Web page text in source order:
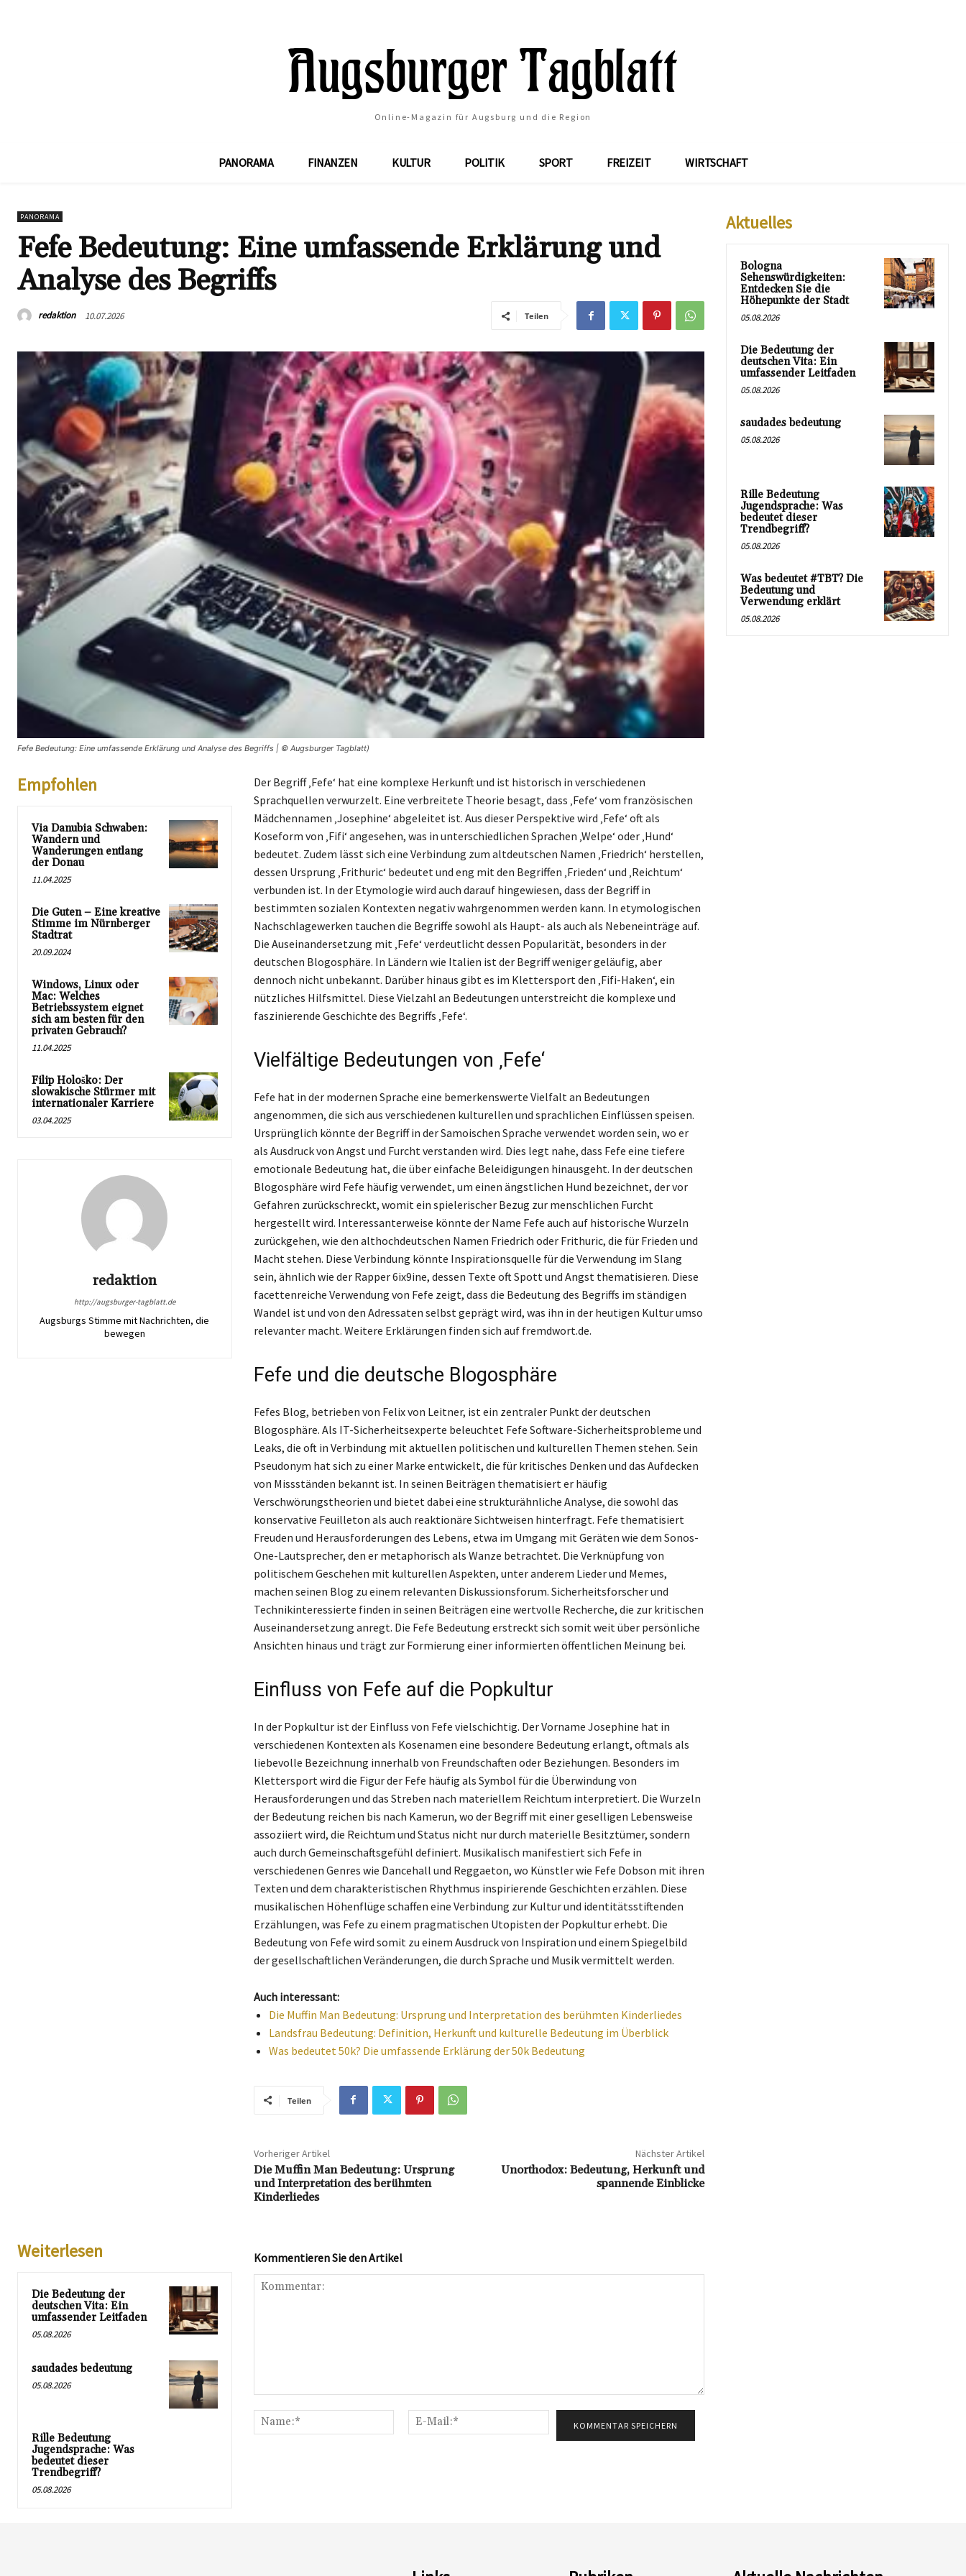
Online-Magazin für Augsburg und die Region
PANORAMA FINANZEN KULTUR POLITIK SPORT FREIZEIT WIRTSCHAFT
PANORAMA
Fefe Bedeutung: Eine umfassende Erklärung und
Analyse des Begriffs
redaktion 10.07.2026 Teilen
Fefe Bedeutung: Eine umfassende Erklärung und Analyse des Begriffs | © Augsburger Tagblatt)
Empfohlen
Via Danubia Schwaben:
Wandern und
Wanderungen entlang
der Donau
11.04.2025
Die Guten – Eine kreative
Stimme im Nürnberger
Stadtrat
20.09.2024
Windows, Linux oder
Mac: Welches
Betriebssystem eignet
sich am besten für den
privaten Gebrauch?
11.04.2025
Filip Hološko: Der
slowakische Stürmer mit
internationaler Karriere
03.04.2025
redaktion
http://augsburger-tagblatt.de
Augsburgs Stimme mit Nachrichten, die
bewegen
Der Begriff ‚Fefe‘ hat eine komplexe Herkunft und ist historisch in verschiedenen
Sprachquellen verwurzelt. Eine verbreitete Theorie besagt, dass ‚Fefe‘ vom französischen
Mädchennamen ‚Josephine‘ abgeleitet ist. Aus dieser Perspektive wird ‚Fefe‘ oft als
Koseform von ‚Fifi‘ angesehen, was in unterschiedlichen Sprachen ‚Welpe‘ oder ‚Hund‘
bedeutet. Zudem lässt sich eine Verbindung zum altdeutschen Namen ‚Friedrich‘ herstellen,
dessen Ursprung ‚Frithuric‘ bedeutet und eng mit den Begriffen ‚Frieden‘ und ‚Reichtum‘
verbunden ist. In der Etymologie wird auch darauf hingewiesen, dass der Begriff in
bestimmten sozialen Kontexten negativ wahrgenommen werden kann. In etymologischen
Nachschlagewerken tauchen die Begriffe sowohl als Haupt- als auch als Nebeneinträge auf.
Die Auseinandersetzung mit ‚Fefe‘ verdeutlicht dessen Popularität, besonders in der
deutschen Blogosphäre. In Ländern wie Italien ist der Begriff weniger geläufig, aber
dennoch nicht unbekannt. Darüber hinaus gibt es im Klettersport den ‚Fifi-Haken‘, ein
nützliches Hilfsmittel. Diese Vielzahl an Bedeutungen unterstreicht die komplexe und
faszinierende Geschichte des Begriffs ‚Fefe‘.
Vielfältige Bedeutungen von ‚Fefe‘
Fefe hat in der modernen Sprache eine bemerkenswerte Vielfalt an Bedeutungen
angenommen, die sich aus verschiedenen kulturellen und sprachlichen Einflüssen speisen.
Ursprünglich könnte der Begriff in der Samoischen Sprache verwendet worden sein, wo er
als Ausdruck von Angst und Furcht verstanden wird. Dies legt nahe, dass Fefe eine tiefere
emotionale Bedeutung hat, die über einfache Beleidigungen hinausgeht. In der deutschen
Blogosphäre wird Fefe häufig verwendet, um einen ängstlichen Hund bezeichnet, der vor
Gefahren zurückschreckt, womit ein spielerischer Bezug zur menschlichen Furcht
hergestellt wird. Interessanterweise könnte der Name Fefe auch auf historische Wurzeln
zurückgehen, wie den althochdeutschen Namen Friedrich oder Frithuric, die für Frieden und
Macht stehen. Diese Verbindung könnte Inspirationsquelle für die Verwendung im Slang
sein, ähnlich wie der Rapper 6ix9ine, dessen Texte oft Spott und Angst thematisieren. Diese
facettenreiche Verwendung von Fefe zeigt, dass die Bedeutung des Begriffs im ständigen
Wandel ist und von den Adressaten selbst geprägt wird, was ihn in der heutigen Kultur umso
relevanter macht. Weitere Erklärungen finden sich auf fremdwort.de.
Fefe und die deutsche Blogosphäre
Fefes Blog, betrieben von Felix von Leitner, ist ein zentraler Punkt der deutschen
Blogosphäre. Als IT-Sicherheitsexperte beleuchtet Fefe Software-Sicherheitsprobleme und
Leaks, die oft in Verbindung mit aktuellen politischen und kulturellen Themen stehen. Sein
Pseudonym hat sich zu einer Marke entwickelt, die für kritisches Denken und das Aufdecken
von Missständen bekannt ist. In seinen Beiträgen thematisiert er häufig
Verschwörungstheorien und bietet dabei eine strukturähnliche Analyse, die sowohl das
konservative Feuilleton als auch reaktionäre Sichtweisen hinterfragt. Fefe thematisiert
Freuden und Herausforderungen des Lebens, etwa im Umgang mit Geräten wie dem Sonos-
One-Lautsprecher, den er metaphorisch als Wanze betrachtet. Die Verknüpfung von
politischem Geschehen mit kulturellen Aspekten, unter anderem Lieder und Memes,
machen seinen Blog zu einem relevanten Diskussionsforum. Sicherheitsforscher und
Technikinteressierte finden in seinen Beiträgen eine wertvolle Recherche, die zur kritischen
Auseinandersetzung anregt. Die Fefe Bedeutung erstreckt sich somit weit über persönliche
Ansichten hinaus und trägt zur Formierung einer informierten öffentlichen Meinung bei.
Einfluss von Fefe auf die Popkultur
In der Popkultur ist der Einfluss von Fefe vielschichtig. Der Vorname Josephine hat in
verschiedenen Kontexten als Kosenamen eine besondere Bedeutung erlangt, oftmals als
liebevolle Bezeichnung innerhalb von Freundschaften oder Beziehungen. Besonders im
Klettersport wird die Figur der Fefe häufig als Symbol für die Überwindung von
Herausforderungen und das Streben nach materiellem Reichtum interpretiert. Die Wurzeln
der Bedeutung reichen bis nach Kamerun, wo der Begriff mit einer geselligen Lebensweise
assoziiert wird, die Reichtum und Status nicht nur durch materielle Besitztümer, sondern
auch durch Gemeinschaftsgefühl definiert. Musikalisch manifestiert sich Fefe in
verschiedenen Genres wie Dancehall und Reggaeton, wo Künstler wie Fefe Dobson mit ihren
Texten und dem charakteristischen Rhythmus inspirierende Geschichten erzählen. Diese
musikalischen Höhenflüge schaffen eine Verbindung zur Kultur und identitätsstiftenden
Erzählungen, was Fefe zu einem pragmatischen Utopisten der Popkultur erhebt. Die
Bedeutung von Fefe wird somit zu einem Ausdruck von Inspiration und einem Spiegelbild
der gesellschaftlichen Veränderungen, die durch Sprache und Musik vermittelt werden.
Auch interessant:
Die Muffin Man Bedeutung: Ursprung und Interpretation des berühmten Kinderliedes
Landsfrau Bedeutung: Definition, Herkunft und kulturelle Bedeutung im Überblick
Was bedeutet 50k? Die umfassende Erklärung der 50k Bedeutung
Teilen
Vorheriger Artikel
Die Muffin Man Bedeutung: Ursprung
und Interpretation des berühmten
Kinderliedes
Nächster Artikel
Unorthodox: Bedeutung, Herkunft und
spannende Einblicke
Weiterlesen
Die Bedeutung der
deutschen Vita: Ein
umfassender Leitfaden
05.08.2026
saudades bedeutung
05.08.2026
Rille Bedeutung
Jugendsprache: Was
bedeutet dieser
Trendbegriff?
05.08.2026
Kommentieren Sie den Artikel
Name:*
Mail:*
Aktuelles
Bologna
Sehenswürdigkeiten:
Entdecken Sie die
Höhepunkte der Stadt
05.08.2026
Die Bedeutung der
deutschen Vita: Ein
umfassender Leitfaden
05.08.2026
saudades bedeutung
05.08.2026
Rille Bedeutung
Jugendsprache: Was
bedeutet dieser
Trendbegriff?
05.08.2026
Was bedeutet #TBT? Die
Bedeutung und
Verwendung erklärt
05.08.2026